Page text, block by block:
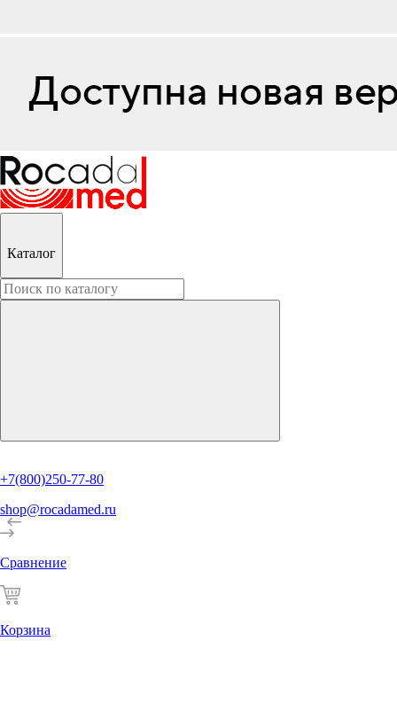
Каталог
+7(800)250-77-80
shop@rocadamed.ru
Сравнение
Корзина